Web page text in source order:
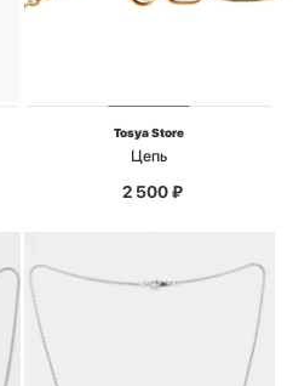
Tosya Store
Цепь
2 500₽